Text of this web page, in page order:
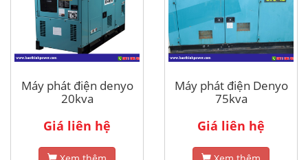
Máy phát điện denyo
20kva
Giá liên hệ
Máy phát điện Denyo
75kva
Giá liên hệ